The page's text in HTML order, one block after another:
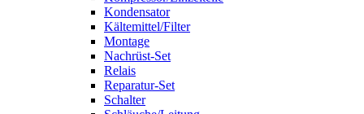
Kondensator
Kältemittel/Filter
Montage
Nachrüst-Set
Relais
Reparatur-Set
Schalter